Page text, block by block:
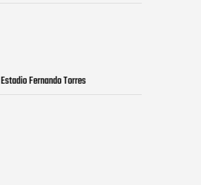
Estadio Fernando Torres